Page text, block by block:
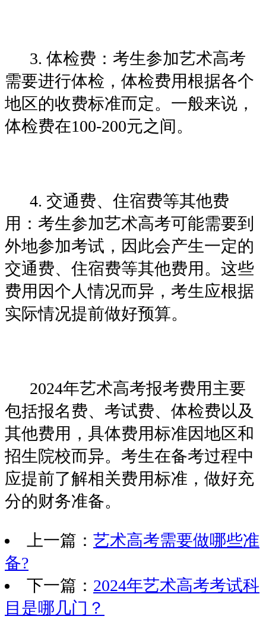
3. 体检费：考生参加艺术高考
需要进行体检，体检费用根据各个
地区的收费标准而定。一般来说，
体检费在100-200元之间。
4. 交通费、住宿费等其他费
用：考生参加艺术高考可能需要到
外地参加考试，因此会产生一定的
交通费、住宿费等其他费用。这些
费用因个人情况而异，考生应根据
实际情况提前做好预算。
2024年艺术高考报考费用主要
包括报名费、考试费、体检费以及
其他费用，具体费用标准因地区和
招生院校而异。考生在备考过程中
应提前了解相关费用标准，做好充
分的财务准备。
上一篇： 艺术高考需要做哪些准
备?
下一篇： 2024年艺术高考考试科
目是哪几门？